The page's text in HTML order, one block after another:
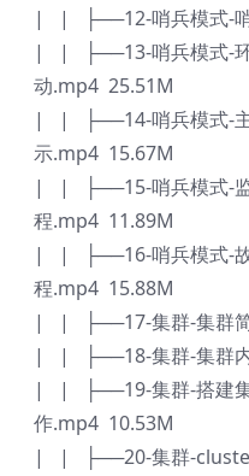
| | ├──12-哨兵模式-
| | ├──13-哨兵模式-环
动.mp4 25.51M
| | ├──14-哨兵模式-主
示.mp4 15.67M
| | ├──15-哨兵模式-监
程.mp4 11.89M
| | ├──16-哨兵模式-故
程.mp4 15.88M
| | ├──17-集群-集群
| | ├──18-集群-集群内
| | ├──19-集群-搭建集
作.mp4 10.53M
| | ├──20-集群-cluster